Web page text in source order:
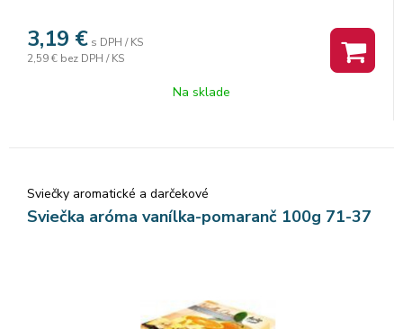
3,19 € s DPH / KS
2,59 € bez DPH / KS
Na sklade
Sviečky aromatické a darčekové
Sviečka aróma vanílka-pomaranč 100g 71-37